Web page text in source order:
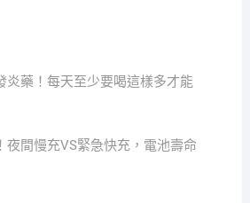
炎藥！每天至少要喝這樣多才能
夜間慢充VS緊急快充，電池壽命